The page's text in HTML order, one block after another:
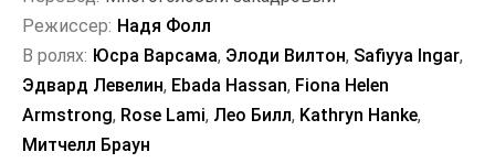
Режиссер: Надя Фолл
В ролях: Юсра Варсама, Элоди Вилтон, Safiyya Ingar,
Эдвард Левелин, Ebada Hassan, Fiona Helen
Armstrong, Rose Lami, Лео Билл, Kathryn Hanke,
Митчелл Браун